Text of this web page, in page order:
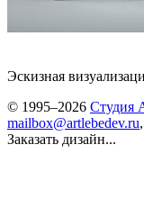
Эскизная
© 1995–2026 Студия
mailbox@artlebedev.ru,
Заказать дизайн...